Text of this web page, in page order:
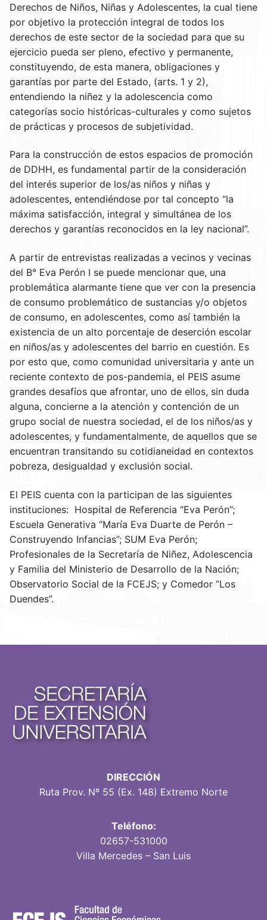
Derechos de Niños, Niñas y Adolescentes, la cual tiene
por objetivo la protección integral de todos los
derechos de este sector de la sociedad para que su
ejercicio pueda ser pleno, efectivo y permanente,
constituyendo, de esta manera, obligaciones y
garantías por parte del Estado, (arts. 1 y 2),
entendiendo la niñez y la adolescencia como
categorías socio históricas-culturales y como sujetos
de prácticas y procesos de subjetividad.
Para la construcción de estos espacios de promoción
de DDHH, es fundamental partir de la consideración
del interés superior de los/as niños y niñas y
adolescentes, entendiéndose por tal concepto “la
máxima satisfacción, integral y simultánea de los
derechos y garantías reconocidos en la ley nacional”.
A partir de entrevistas realizadas a vecinos y vecinas
del B° Eva Perón I se puede mencionar que, una
problemática alarmante tiene que ver con la presencia
de consumo problemático de sustancias y/o objetos
de consumo, en adolescentes, como así también la
existencia de un alto porcentaje de deserción escolar
en niños/as y adolescentes del barrio en cuestión. Es
por esto que, como comunidad universitaria y ante un
reciente contexto de pos-pandemia, el PEIS asume
grandes desafíos que afrontar, uno de ellos, sin duda
alguna, concierne a la atención y contención de un
grupo social de nuestra sociedad, el de los niños/as y
adolescentes, y fundamentalmente, de aquellos que se
encuentran transitando su cotidianeidad en contextos
pobreza, desigualdad y exclusión social.
El PEIS cuenta con la participan de las siguientes
instituciones: Hospital de Referencia “Eva Perón”;
Escuela Generativa “María Eva Duarte de Perón –
Construyendo Infancias”; SUM Eva Perón;
Profesionales de la Secretaría de Niñez, Adolescencia
y Familia del Ministerio de Desarrollo de la Nación;
Observatorio Social de la FCEJS; y Comedor “Los
Duendes”.
DIRECCIÓN
Ruta Prov. Nº 55 (Ex. 148) Extremo Norte
Teléfono:
02657-531000
Villa Mercedes – San Luis